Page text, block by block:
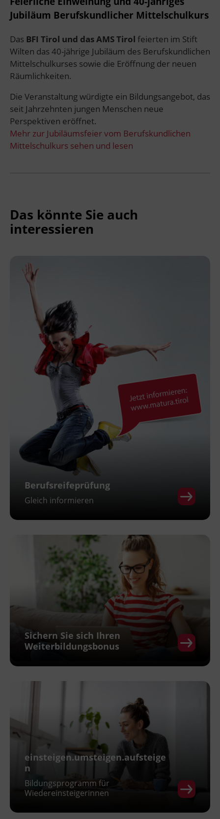
Jubiläum Berufskundlicher Mittelschulkurs
Das BFI Tirol und das AMS Tirol feierten im Stift
Wilten das 40-jährige Jubiläum des Berufskundlichen
Mittelschulkurses sowie die Eröffnung der neuen
Räumlichkeiten.
Die Veranstaltung würdigte ein Bildungsangebot, das
seit Jahrzehnten jungen Menschen neue
Perspektiven eröffnet.
Mehr zur Jubiläumsfeier vom Berufskundlichen
Mittelschulkurs sehen und lesen
Das könnte Sie auch
interessieren
Berufsreifeprüfung
Gleich informieren
Sichern Sie sich Ihren
Weiterbildungsbonus
einsteigen.umsteigen.aufsteige
n
Bildungsprogramm für
Wiedereinsteigerinnen